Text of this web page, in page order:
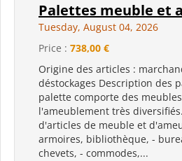
Palettes meuble et
Tuesday, August 04, 2026
Price : 738,00 €
Origine des articles :
déstockages Description des
palette comporte des
l'ameublement très
d'articles de meuble et
armoires, bibliothèque, -
chevets, - commodes,...